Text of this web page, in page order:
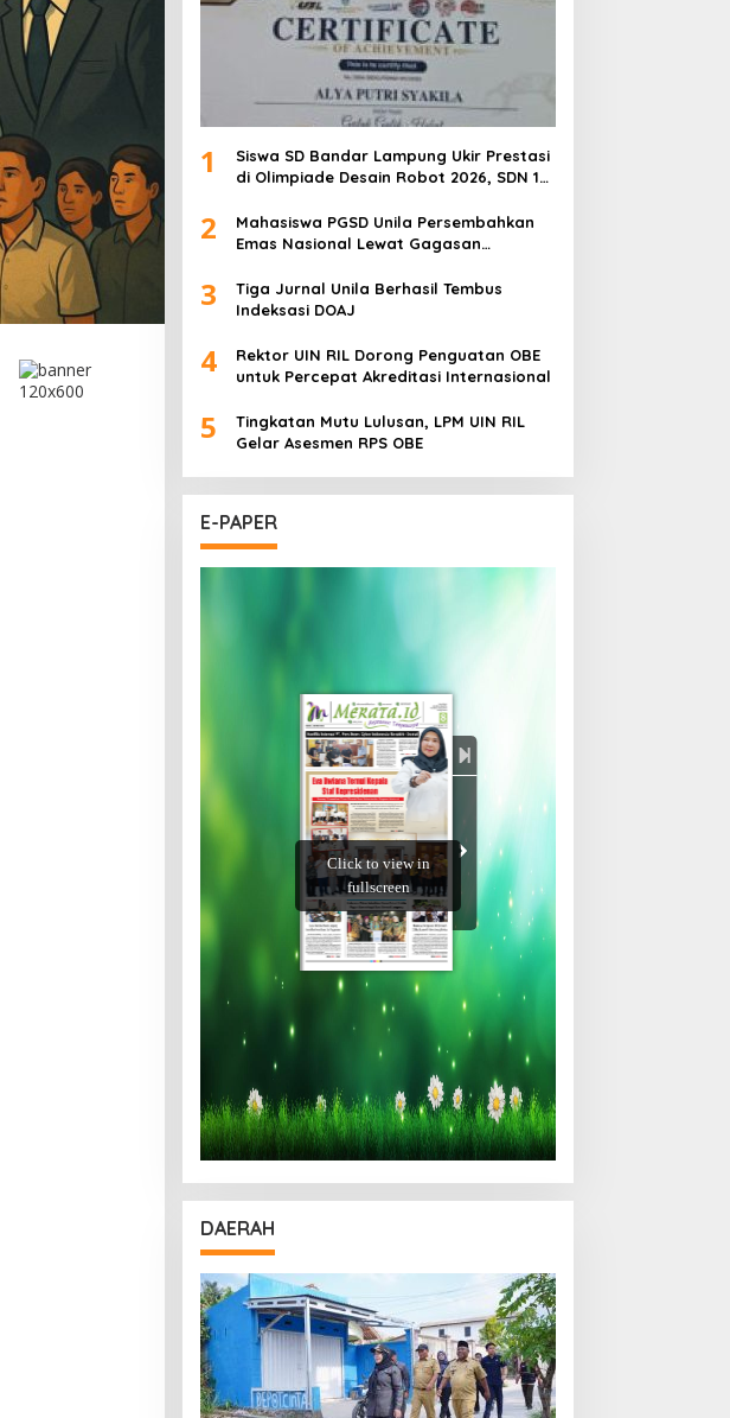
1
Siswa SD Bandar Lampung Ukir Prestasi
di Olimpiade Desain Robot 2026, SDN 1
Sukarame Dua Sabet Perak
2
Mahasiswa PGSD Unila Persembahkan
Emas Nasional Lewat Gagasan
3
Tiga Jurnal Unila Berhasil Tembus
Indeksasi DOAJ
4
Rektor UIN RIL Dorong Penguatan OBE
untuk Percepat Akreditasi Internasional
5
Tingkatan Mutu Lulusan, LPM UIN RIL
Gelar Asesmen RPS OBE
E-PAPER
DAERAH